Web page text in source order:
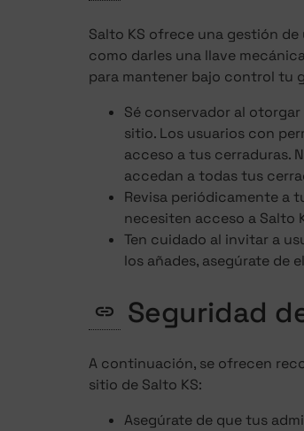
Salto KS ofrece una gestión
como darles una llave
para mantener bajo control tu
Sé conservador al
sitio. Los usuarios con
acceso a tus cerraduras.
accedan a todas tus
Revisa periódicamente a
necesiten acceso a Salto
Ten cuidado al invitar a
los añades, asegúrate de
Seguridad
A continuación, se ofrecen
sitio de Salto KS:
Asegúrate de que tus